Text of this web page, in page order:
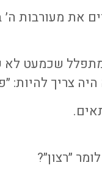
את מעורבות ה׳
שכמעט
צריך להיות:
״רצון״?